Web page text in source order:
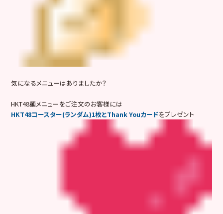
気になるメニューはありましたか？
HKT48麺メニューをご注文のお客様には
HKT48コースター(ランダム)1枚とThank Youカードをプレゼント